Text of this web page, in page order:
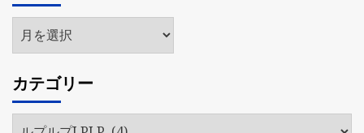
ア
ー
イ
ブ
カテゴリー